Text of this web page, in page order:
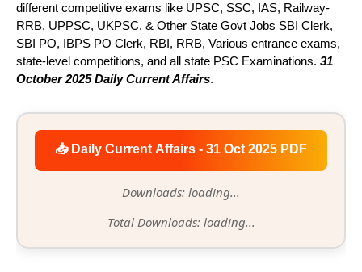
different competitive exams like UPSC, SSC, IAS, Railway-
RRB, UPPSC, UKPSC, & Other State Govt Jobs SBI Clerk,
SBI PO, IBPS PO Clerk, RBI, RRB, Various entrance exams,
state-level competitions, and all state PSC Examinations. 31
October 2025 Daily Current Affairs.
📥 Daily Current Affairs - 31 Oct 2025 PDF
Downloads: loading...
Total Downloads: loading...